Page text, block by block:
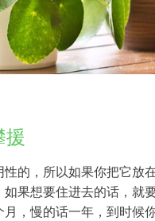
援
的，所以如果你把它放
果想要住进去的话，就
，慢的话一年，到时候